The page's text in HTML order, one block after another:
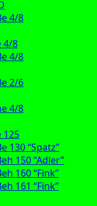
4/8
4/8
4/8
2/6
4/8
125
130 “Spatz”
150 “Adler”
160 “Fink”
161 “Fink”